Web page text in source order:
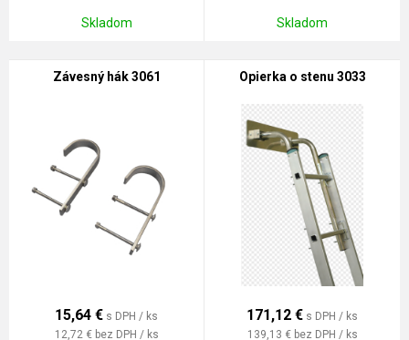
Skladom Skladom
Závesný hák 3061
15,64 € s DPH / ks
12,72 € bez DPH / ks
Opierka o stenu 3033
171,12 € s DPH / ks
139,13 € bez DPH / ks